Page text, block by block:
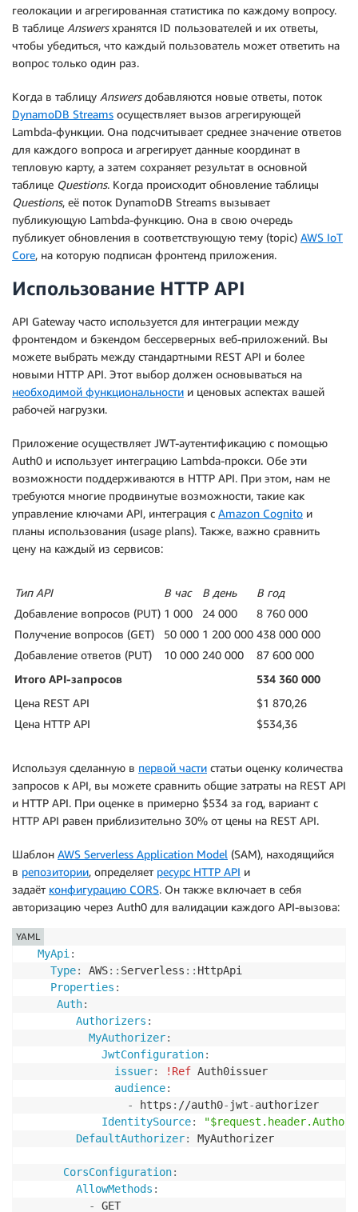
геолокации и агрегированная статистика по каждому вопросу.
В таблице Answersхранятся ID пользователей и их ответы,
чтобы убедиться, что каждый пользователь может ответить на
вопрос только один раз.
Когда в таблицу Answersдобавляются новые ответы, поток
DynamoDB Streams осуществляет вызов агрегирующей
Lambda-функции. Она подсчитывает среднее значение ответов
для каждого вопроса и агрегирует данные координат в
тепловую карту, а затем сохраняет результат в основной
таблице Questions. Когда происходит обновление таблицы
Questions, её поток DynamoDB Streams вызывает
публикующую Lambda-функцию. Она в свою очередь
публикует обновления в соответствующую тему (topic) AWS IoT
Core, на которую подписан фронтенд приложения.
Использование HTTP API
API Gateway часто используется для интеграции между
фронтендом и бэкендом бессерверных веб-приложений. Вы
можете выбрать между стандартными REST API и более
новыми HTTP API. Этот выбор должен основываться на
необходимой функциональности и ценовых аспектах вашей
рабочей нагрузки.
Приложение осуществляет JWT-аутентификацию с помощью
Auth0 и использует интеграцию Lambda-прокси. Обе эти
возможности поддерживаются в HTTP API. При этом, нам не
требуются многие продвинутые возможности, такие как
управление ключами API, интеграция с Amazon Cognito и
планы использования (usage plans). Также, важно сравнить
цену на каждый из сервисов:
Тип API В час В день
В год
Добавление вопросов (PUT) 1 000 24 000
8 760 000
Получение вопросов (GET)
50 000 1 200 000 438 000 000
Добавление ответов (PUT)
10 000 240 000
87 600 000
Итого API-запросов 534 360 000
Цена REST API
$1 870,26
Цена HTTP API
$534,36
Используя сделанную в первой части статьи оценку количества
запросов к API, вы можете сравнить общие затраты на REST API
и HTTP API. При оценке в примерно $534 за год, вариант с
HTTP API равен приблизительно 30% от цены на REST API.
Шаблон AWS Serverless Application Model (SAM), находящийся
в репозитории, определяет ресурс HTTP API и
задаёт конфигурацию CORS. Он также включает в себя
авторизацию через Auth0 для валидации каждого API-вызова:
MyApi :
Type: AWS: : Serverless : : HttpApi
Properties :
Auth:
Authorizers :
MyAuthorizer:
JwtConfiguration:
issuer: !Ref Auth0issuer
audience:
-
https : //auth0- jwt-authorizer
IdentitySource:
DefaultAuthorizer: MyAuthorizer
CorsConfiguration:
AllowMethods :
-
GET
YAML